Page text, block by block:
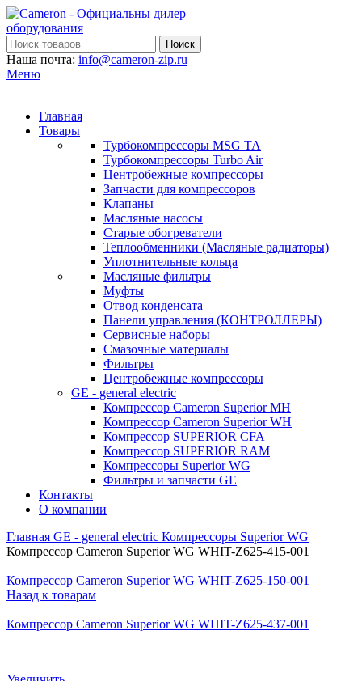
Поиск
Наша почта: info@cameron-zip.ru
Меню
Главная
Товары
Турбокомпрессоры MSG TA
Турбокомпрессоры Turbo Air
Центробежные компрессоры
Запчасти для компрессоров
Клапаны
Масляные насосы
Старые обогреватели
Теплообменники (Масляные радиаторы)
Уплотнительные кольца
Масляные фильтры
Муфты
Отвод конденсата
Панели управления (КОНТРОЛЛЕРЫ)
Сервисные наборы
Смазочные материалы
Фильтры
Центробежные компрессоры
GE - general electric
Компрессор Cameron Superior MH
Компрессор Cameron Superior WH
Компрессор SUPERIOR CFA
Компрессор SUPERIOR RAM
Компрессоры Superior WG
Фильтры и запчасти GE
Контакты
О компании
Главная GE - general electric Компрессоры Superior WG
Компрессор Cameron Superior WG WHIT-Z625-415-001
Компрессор Cameron Superior WG WHIT-Z625-150-001
Назад к товарам
Компрессор Cameron Superior WG WHIT-Z625-437-001